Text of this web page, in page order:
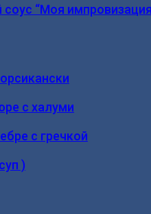
“Моя
с халуми
с гречкой
)